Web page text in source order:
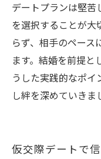
デートプランは堅
を選択することが
らず、相手のペース
ます。結婚を前提
うした実践的なポ
し絆を深めていきま
仮交際デートで